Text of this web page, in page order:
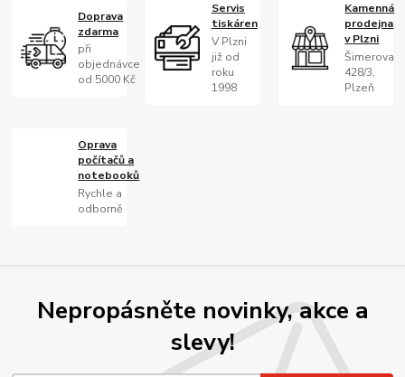
Doprava
zdarma
při
objednávce
od 5000 Kč
Servis
tiskáren
V Plzni
již od
roku
1998
Kamenná
prodejna
v Plzni
Šimerova
428/3,
Plzeň
Oprava
počítačů a
notebooků
Rychle a
odborně
Nepropásněte novinky, akce a
slevy!